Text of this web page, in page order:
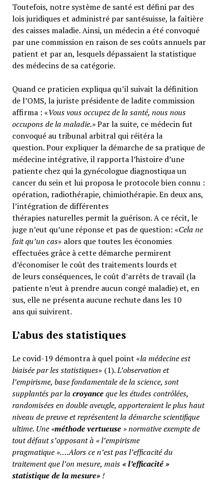
Toutefois, notre système de santé est défini par des
lois juridiques et administré par santésuisse, la faîtière
des caisses maladie. Ainsi, un médecin a été convoqué
par une commission en raison de ses coûts annuels par
patient et par an, lesquels dépassaient la statistique
des médecins de sa catégorie.
Quand ce praticien expliqua qu’il suivait la définition
de l’OMS, la juriste présidente de ladite commission
affirma : «Vous vous occupez de la santé, nous nous
occupons de la maladie.»Par la suite, ce médecin fut
convoqué au tribunal arbitral qui réitéra la
question. Pour expliquer la démarche de sa pratique de
médecine intégrative, il rapporta l’histoire d’une
patiente chez qui la gynécologue diagnostiqua un
cancer du sein et lui proposa le protocole bien connu :
opération, radiothérapie, chimiothérapie. En deux ans,
l’intégration de différentes
thérapies naturelles permit la guérison. A ce récit, le
juge n’eut qu’une réponse et pas de question: «Cela ne
fait qu’un cas» alors que toutes les économies
effectuées grâce à cette démarche permirent
d’économiser le coût des traitements lourds et
de leurs conséquences, le coût d’arrêts de travail (la
patiente n’eut à prendre aucun congé maladie) et, en
sus, elle ne présenta aucune rechute dans les 10
ans qui suivirent.
L’abus des statistiques
Le covid-19 démontra à quel point «la médecine est
biaisée par les statistiques» (1).L’observation et
l’empirisme, base fondamentale de la science, sont
supplantés par la croyanceque les études contrôlées,
randomisées en double aveugle, apporteraient le plus haut
niveau de preuve et représentent la démarche scientifique
ultime. Une «méthode vertueuse» normative exempte de
tout défaut s’opposant à « l’empirisme
pragmatique »….Alors ce n’est pas l’efficacité du
traitement que l’on mesure, mais «l’efficacité »
statistique de la mesure» !